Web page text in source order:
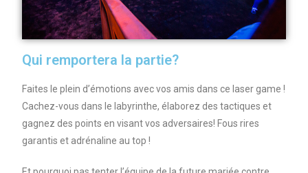
Qui remportera la partie?
Faites le plein d’émotions avec vos amis dans ce laser game !
Cachez-vous dans le labyrinthe, élaborez des tactiques et
gagnez des points en visant vos adversaires! Fous rires
garantis et adrénaline au top !